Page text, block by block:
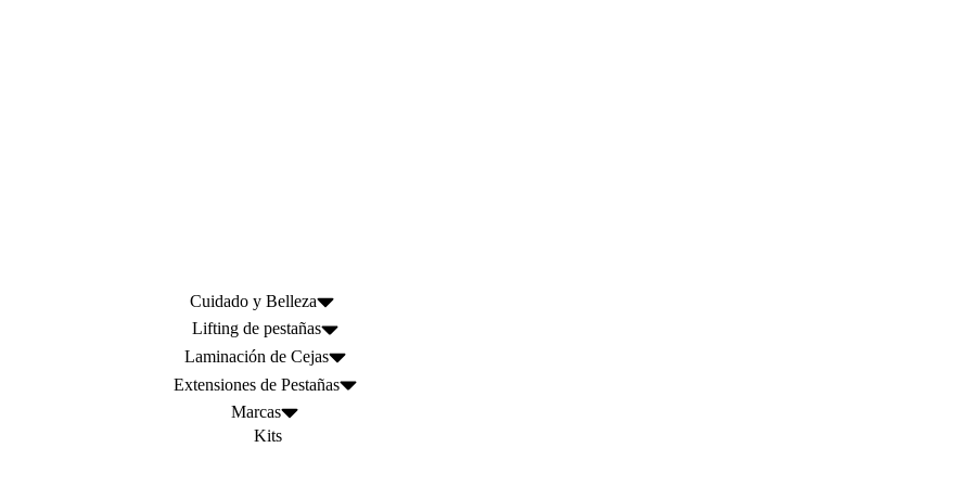
Cuidado y Belleza
Lifting de pestañas
Laminación de Cejas
Extensiones de Pestañas
Marcas
Kits